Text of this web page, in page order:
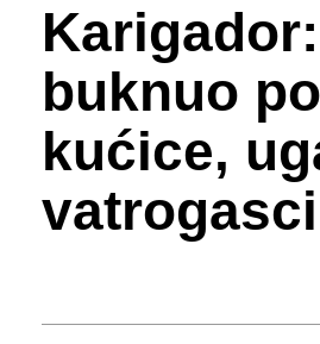
buknuo
kućice,
vatrogasci